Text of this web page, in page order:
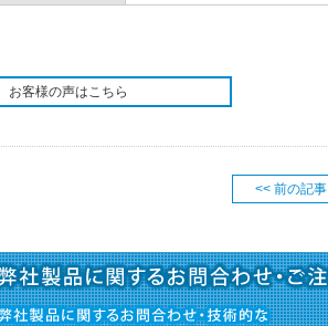
お客様の声はこちら
<< 前の記事